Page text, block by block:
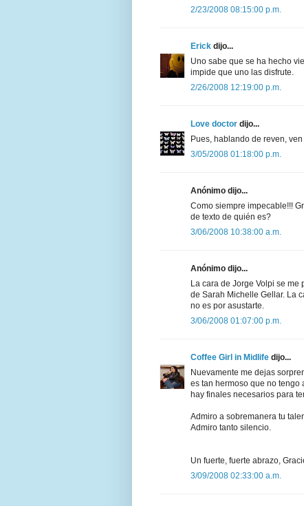
2/23/2008 08:15:00 p.m.
Erick dijo...
Uno sabe que se ha hecho
impide que uno las disfrute.
2/26/2008 12:19:00 p.m.
Love doctor dijo...
Pues, hablando de reven,
3/05/2008 01:18:00 p.m.
Anónimo dijo...
Como siempre impecable!!!
de texto de quién es?
3/06/2008 10:38:00 a.m.
Anónimo dijo...
La cara de Jorge Volpi se me
de Sarah Michelle Gellar. La
no es por asustarte.
3/06/2008 01:07:00 p.m.
Coffee Girl in Midlife dijo...
Nuevamente me dejas
es tan hermoso que no tengo
hay finales necesarios para
Admiro a sobremanera tu
Admiro tanto silencio.
Un fuerte, fuerte abrazo,
3/09/2008 02:33:00 a.m.